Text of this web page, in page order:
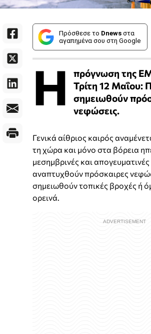
Πρόσθεσε το Dnews στα
αγαπημένα σου στη Google
Η
πρόγνωση της
Τρίτη 12 Μαΐου:
σημειωθούν
νεφώσεις.
Γενικά αίθριος καιρός
τη χώρα και μόνο στα βόρεια
μεσημβρινές και
αναπτυχθούν πρόσκαιρες
σημειωθούν τοπικές βροχές ή
ορεινά.